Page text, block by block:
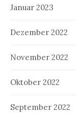
Januar 2023
Dezember 2022
November 2022
Oktober 2022
September 2022